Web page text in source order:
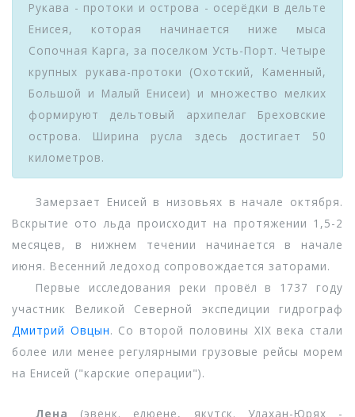
Рукава - протоки и острова - осерёдки в дельте
Енисея, которая начинается ниже мыса
Сопочная Карга, за поселком Усть-Порт. Четыре
крупных рукава-протоки (Охотский, Каменный,
Большой и Малый Енисеи) и множество мелких
формируют дельтовый архипелаг Бреховские
острова. Ширина русла здесь достигает 50
километров.
Замерзает Енисей в низовьях в начале октября.
Вскрытие ото льда происходит на протяжении 1,5-2
месяцев, в нижнем течении начинается в начале
июня. Весенний ледоход сопровождается заторами.
Первые исследования реки провёл в 1737 году
участник Великой Северной экспедиции гидрограф
Дмитрий Овцын. Со второй половины XIX века стали
более или менее регулярными грузовые рейсы морем
на Енисей ("карские операции").
Лена (эвенк. елюене, якутск. Улахан-Юрях -